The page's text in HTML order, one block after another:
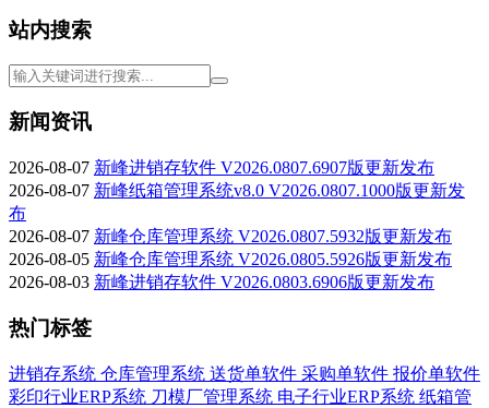
站内搜索
新闻资讯
2026-08-07 新峰进销存软件 V2026.0807.6907版更新发布
2026-08-07 新峰纸箱管理系统v8.0 V2026.0807.1000版更新发
布
2026-08-07 新峰仓库管理系统 V2026.0807.5932版更新发布
2026-08-05 新峰仓库管理系统 V2026.0805.5926版更新发布
2026-08-03 新峰进销存软件 V2026.0803.6906版更新发布
热门标签
进销存系统 仓库管理系统 送货单软件 采购单软件 报价单软件
彩印行业ERP系统 刀模厂管理系统 电子行业ERP系统 纸箱管